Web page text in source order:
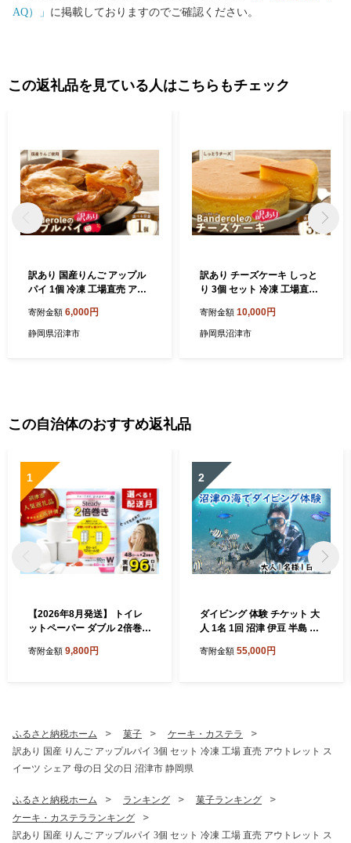
AQ）」 に掲載しておりますのでご確認ください。
この返礼品を見ている人はこちらもチェック
訳あり 国産りんご アップル
パイ 1個 冷凍 工場直売 アウ
ーキ パイ シェア 母の日 父の
日 沼津市 静岡県
寄附金額 6,000円
静岡県沼津市
訳あり チーズケーキ しっと
り 3個 セット 冷凍 工場直売
ア ケーキ おやつ 訳アリ 母の
日 父の日 沼津市 静岡県
寄附金額 10,000円
静岡県沼津市
この自治体のおすすめ返礼品
1
【2026年8月発送】 トイレ
ットペーパー ダブル 2倍巻き
ル 96ロール相当 無香料 備蓄
寄附金額 9,800円
2
ダイビング 体験 チケット 大
人 1名 1回 沼津 伊豆 半島 ア
ポーツ マリンアクティビテ
寄附金額 55,000円
ふるさと納税ホーム 菓子
ケーキ・カステラ
訳あり 国産 りんご アップルパイ 3個 セット 冷凍 工場 直売 アウトレット ス
イーツ シェア 母の日 父の日 沼津市 静岡県
ふるさと納税ホーム ランキング
菓子ランキング
ケーキ・カステラランキング
訳あり 国産 りんご アップルパイ 3個 セット 冷凍 工場 直売 アウトレット ス